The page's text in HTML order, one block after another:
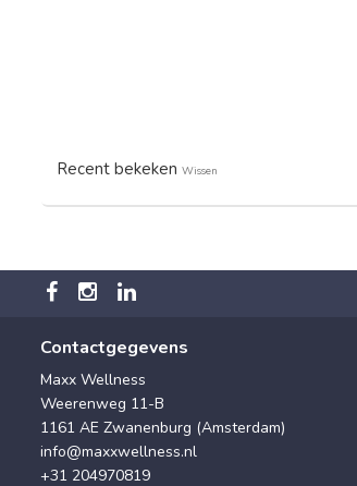
Recent bekeken Wissen
Contactgegevens
Maxx Wellness
Weerenweg 11-B
1161 AE Zwanenburg (Amsterdam)
info@maxxwellness.nl
+31 204970819